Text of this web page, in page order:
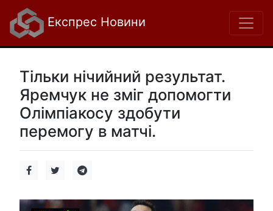
Експрес Новини
Тільки нічийний результат.
Яремчук не зміг допомогти
Олімпіакосу здобути
перемогу в матчі.